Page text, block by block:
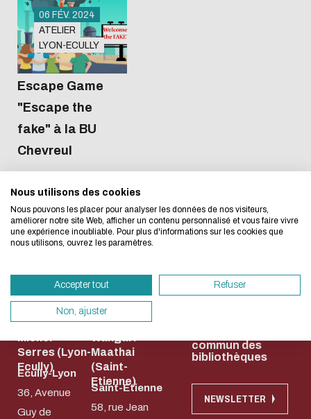
Nous avons développé ce site Internet dans
d'une démarche forte d'écoconception.
besoins énergétiques nécessaires à votre
vous pouvez le parcourir dans son Mode
sollicitera très peu nos serveurs et vous
Merci pour votre contribution !
ACTIVER LE MODE ÉCO
06 FÉV. 2024
ATELIER
LYON-ECULLY
Escape Game
"Escape the
fake" à la BU
Chevreul
Nos campus
Bibliothèque
Serres (Lyon-
Ecully)
Ecully-Lyon
36, Avenue
Guy de
Bibliothèque
Maathai
(Saint-
Etienne)
Saint-Etienne
58, rue Jean
Accès rapides
commun des
bibliothèques
NEWSLETTER
Nous utilisons des cookies
Nous pouvons les placer pour analyser les données de nos visiteurs,
améliorer notre site Web, afficher un contenu personnalisé et vous faire vivre
une expérience inoubliable. Pour plus d'informations sur les cookies que
nous utilisons, ouvrez les paramètres.
Accepter tout Refuser
Non, ajuster